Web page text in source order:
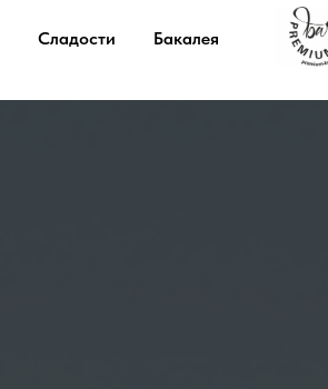
Сладости Бакалея